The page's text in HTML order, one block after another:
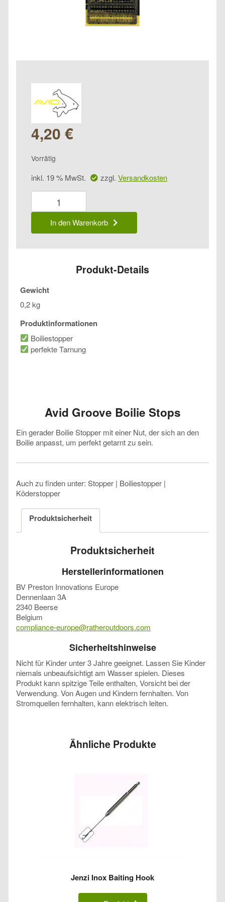
Avid Groove Boilie Stops
Ein gerader Boilie Stopper mit einer Nut, der sich an den
Boilie anpasst, um perfekt getarnt zu sein.
Auch zu finden unter: Stopper | Boiliestopper |
Köderstopper
4,20 €
Vorrätig
inkl. 19 % MwSt. zzgl. Versandkosten
Avid
Boilie
Stops
Menge
In den Warenkorb
Produkt-Details
Gewicht
0,2 kg
Produktinformationen
Boiliestopper
perfekte Tarnung
Produktsicherheit
Produktsicherheit
Herstellerinformationen
BV Preston Innovations Europe
Dennenlaan 3A
2340 Beerse
Belgium
compliance-europe@ratheroutdoors.com
Sicherheitshinweise
Nicht für Kinder unter 3 Jahre geeignet. Lassen Sie Kinder
niemals unbeaufsichtigt am Wasser spielen. Dieses
Produkt kann spitzige Teile enthalten, Vorsicht bei der
Verwendung. Von Augen und Kindern fernhalten. Von
Stromquellen fernhalten, kann elektrisch leiten.
Ähnliche Produkte
Jenzi Inox Baiting Hook